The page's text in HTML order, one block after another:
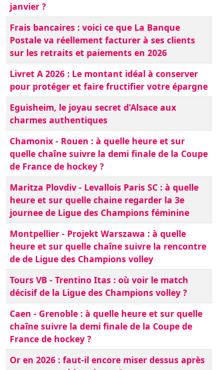
janvier ?
Frais bancaires : voici ce que La Banque
Postale va réellement facturer à ses clients
sur les retraits et paiements en 2026
Livret A 2026 : Le montant idéal à conserver
pour protéger et faire fructifier votre épargne
Eguisheim, le joyau secret d’Alsace aux
charmes authentiques
Chamonix - Rouen : à quelle heure et sur
quelle chaîne suivre la demi finale de la Coupe
de France de hockey ?
Maritza Plovdiv - Levallois Paris SC : à quelle
heure et sur quelle chaine regarder la 3e
journee de Ligue des Champions féminine
Montpellier - Projekt Warszawa : à quelle
heure et sur quelle chaîne suivre la rencontre
de de Ligue des Champions volley
Tours VB - Trentino Itas : où voir le match
décisif de la Ligue des Champions volley ?
Caen - Grenoble : à quelle heure et sur quelle
chaîne suivre la demi finale de la Coupe de
France de hockey ?
Or en 2026 : faut-il encore miser dessus après